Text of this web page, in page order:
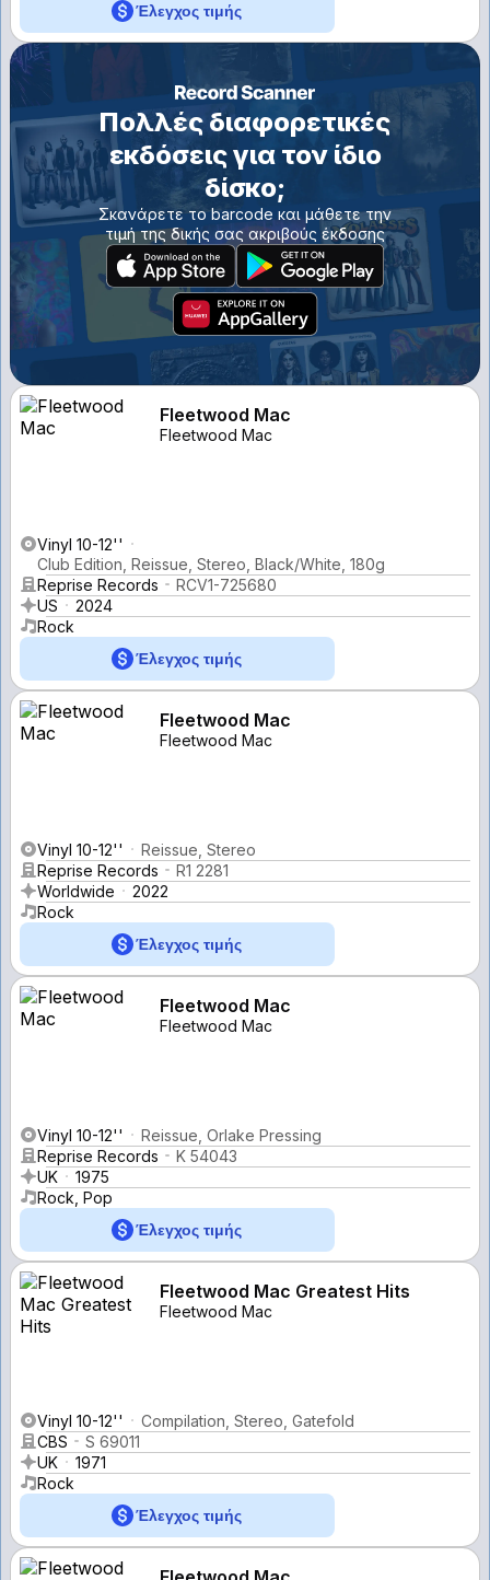
Έλεγχος τιμής
Πολλές διαφορετικές
εκδόσεις για τον ίδιο
δίσκο;
Σκανάρετε το barcode και μάθετε την
τιμή της δικής σας ακριβούς έκδοσης
Fleetwood Mac
Fleetwood Mac
Vinyl 10-12''
Club Edition, Reissue, Stereo, Black/White, 180g
Reprise Records
RCV1-725680
US
2024
Rock
Έλεγχος τιμής
Fleetwood Mac
Fleetwood Mac
Vinyl 10-12''
Reissue, Stereo
Reprise Records
R1 2281
Worldwide
2022
Rock
Έλεγχος τιμής
Fleetwood Mac
Fleetwood Mac
Vinyl 10-12''
Reissue, Orlake Pressing
Reprise Records
K 54043
UK
1975
Rock, Pop
Έλεγχος τιμής
Fleetwood Mac Greatest Hits
Fleetwood Mac
Vinyl 10-12''
Compilation, Stereo, Gatefold
CBS
S 69011
UK
1971
Rock
Έλεγχος τιμής